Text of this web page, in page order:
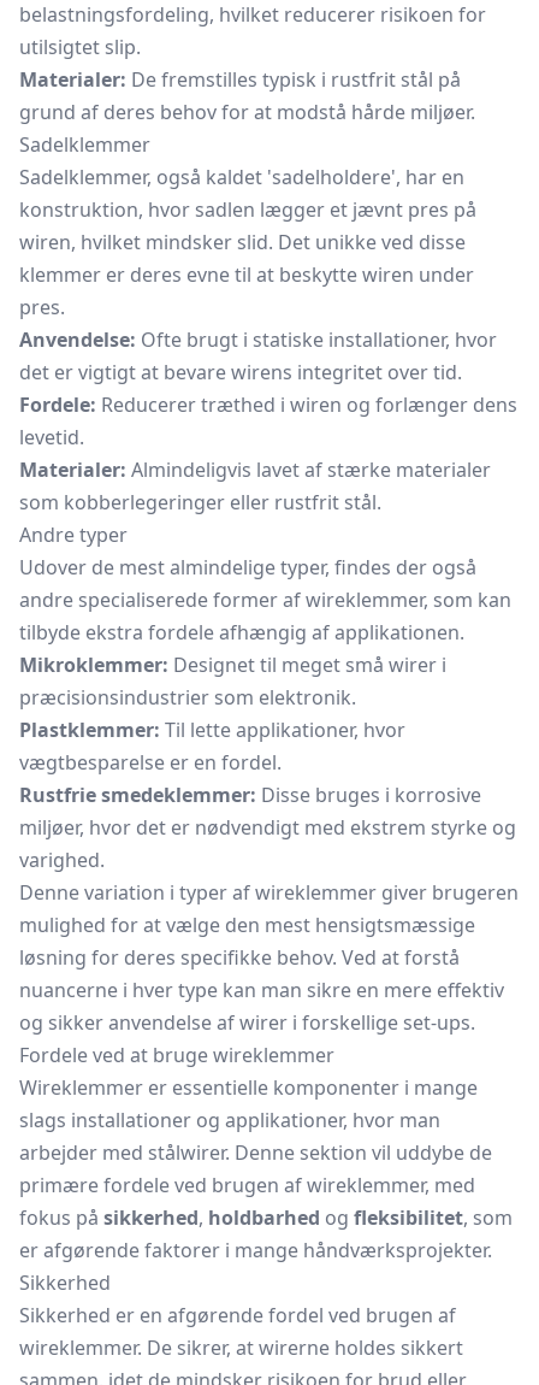
belastningsfordeling, hvilket reducerer risikoen for
utilsigtet slip.
Materialer: De fremstilles typisk i rustfrit stål på
grund af deres behov for at modstå hårde miljøer.
Sadelklemmer
Sadelklemmer, også kaldet 'sadelholdere', har en
konstruktion, hvor sadlen lægger et jævnt pres på
wiren, hvilket mindsker slid. Det unikke ved disse
klemmer er deres evne til at beskytte wiren under
pres.
Anvendelse: Ofte brugt i statiske installationer, hvor
det er vigtigt at bevare wirens integritet over tid.
Fordele: Reducerer træthed i wiren og forlænger dens
levetid.
Materialer: Almindeligvis lavet af stærke materialer
som kobberlegeringer eller rustfrit stål.
Andre typer
Udover de mest almindelige typer, findes der også
andre specialiserede former af wireklemmer, som kan
tilbyde ekstra fordele afhængig af applikationen.
Mikroklemmer: Designet til meget små wirer i
præcisionsindustrier som elektronik.
Plastklemmer: Til lette applikationer, hvor
vægtbesparelse er en fordel.
Rustfrie smedeklemmer: Disse bruges i korrosive
miljøer, hvor det er nødvendigt med ekstrem styrke og
varighed.
Denne variation i typer af wireklemmer giver brugeren
mulighed for at vælge den mest hensigtsmæssige
løsning for deres specifikke behov. Ved at forstå
nuancerne i hver type kan man sikre en mere effektiv
og sikker anvendelse af wirer i forskellige set-ups.
Fordele ved at bruge wireklemmer
Wireklemmer er essentielle komponenter i mange
slags installationer og applikationer, hvor man
arbejder med stålwirer. Denne sektion vil uddybe de
primære fordele ved brugen af wireklemmer, med
fokus på sikkerhed, holdbarhed og fleksibilitet, som
er afgørende faktorer i mange håndværksprojekter.
Sikkerhed
Sikkerhed er en afgørende fordel ved brugen af
wireklemmer. De sikrer, at wirerne holdes sikkert